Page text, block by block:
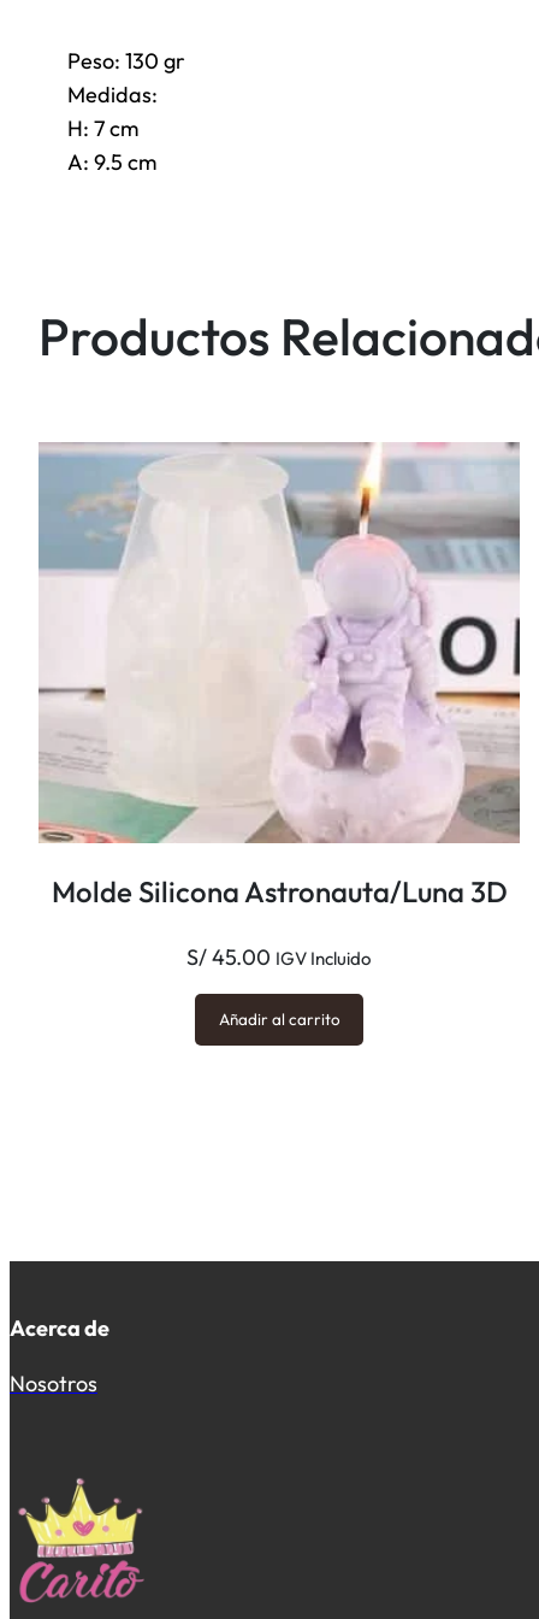
Peso: 130 gr
Medidas:
H: 7 cm
A: 9.5 cm
Productos
Molde Silicona Astronauta/Luna 3D
S/45.00 IGV Incluido
Añadir al carrito
Acerca de
Nosotros